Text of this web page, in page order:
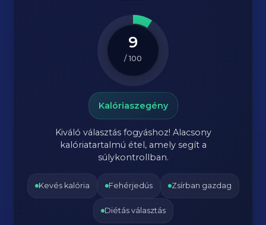
9
/ 100
Kalóriaszegény
Kiváló választás fogyáshoz! Alacsony
kalóriatartalmú étel, amely segít a
súlykontrollban.
Kevés kalória Fehérjedús Zsírban gazdag
Diétás választás